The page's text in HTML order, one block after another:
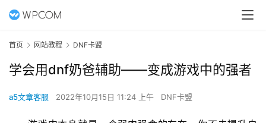
首页 网站教程 DNF卡盟
学会用dnf奶爸辅助——变成游戏中的强者
a5文章客服 2022年10月15日 11:24 上午 DNF卡盟